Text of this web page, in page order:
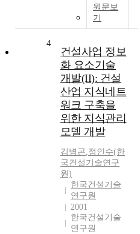
원문보
기
4
건설사업 정보
화 요소기술
개발(II): 건설
산업 지식네트
워크 구축을
위한 지식관리
모델 개발
김병곤,정인수(한
국건설기술연구
원)
한국건설기술
연구원
2001
한국건설기술
연구원